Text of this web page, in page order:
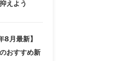
えよう
8月最新】
おすすめ新